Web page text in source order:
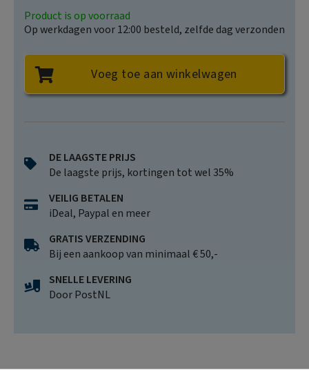
Product is op voorraad
Op werkdagen voor 12:00 besteld, zelfde dag verzonden
Voeg toe aan winkelwagen
DE LAAGSTE PRIJS
De laagste prijs, kortingen tot wel 35%
VEILIG BETALEN
iDeal, Paypal en meer
GRATIS VERZENDING
Bij een aankoop van minimaal € 50,-
SNELLE LEVERING
Door PostNL